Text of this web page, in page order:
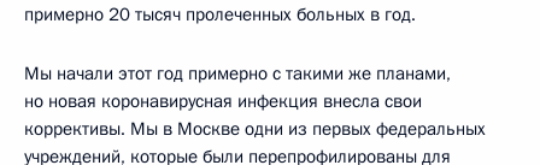
примерно 20 тысяч пролеченных больных в год.
Мы начали этот год примерно с такими же планами,
но новая коронавирусная инфекция внесла свои
коррективы. Мы в Москве одни из первых федеральных
учреждений, которые были перепрофилированы для